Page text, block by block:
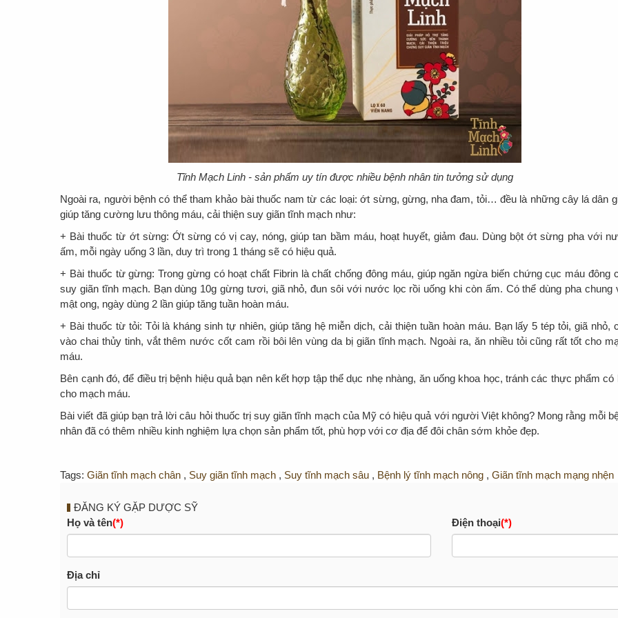
Tĩnh Mạch Linh - sản phẩm uy tín được nhiều bệnh nhân tin tưởng sử dụng
Ngoài ra, người bệnh có thể tham khảo bài thuốc nam từ các loại: ớt sừng, gừng, nha đam, tỏi… đều là những cây lá dân
giúp tăng cường lưu thông máu, cải thiện suy giãn tĩnh mạch như:
+ Bài thuốc từ ớt sừng: Ớt sừng có vị cay, nóng, giúp tan bầm máu, hoạt huyết, giảm đau. Dùng bột ớt sừng pha với
ấm, mỗi ngày uống 3 lần, duy trì trong 1 tháng sẽ có hiệu quả.
+ Bài thuốc từ gừng: Trong gừng có hoạt chất Fibrin là chất chống đông máu, giúp ngăn ngừa biến chứng cục máu đông
suy giãn tĩnh mạch. Bạn dùng 10g gừng tươi, giã nhỏ, đun sôi với nước lọc rồi uống khi còn ấm. Có thể dùng pha chung
mật ong, ngày dùng 2 lần giúp tăng tuần hoàn máu.
+ Bài thuốc từ tỏi: Tỏi là kháng sinh tự nhiên, giúp tăng hệ miễn dịch, cải thiện tuần hoàn máu. Bạn lấy 5 tép tỏi, giã nhỏ,
vào chai thủy tinh, vắt thêm nước cốt cam rồi bôi lên vùng da bị giãn tĩnh mạch. Ngoài ra, ăn nhiều tỏi cũng rất tốt cho
máu.
Bên cạnh đó, để điều trị bệnh hiệu quả bạn nên kết hợp tập thể dục nhẹ nhàng, ăn uống khoa học, tránh các thực phẩm có
cho mạch máu.
Bài viết đã giúp bạn trả lời câu hỏi thuốc trị suy giãn tĩnh mạch của Mỹ có hiệu quả với người Việt không? Mong rằng mỗi
nhân đã có thêm nhiều kinh nghiệm lựa chọn sản phẩm tốt, phù hợp với cơ địa để đôi chân sớm khỏe đẹp.
Tags:Giãn tĩnh mạch chân , Suy giãn tĩnh mạch , Suy tĩnh mạch sâu , Bệnh lý tĩnh mạch nông ,Giãn tĩnh mạch mạng nhện
ĐĂNG KÝ GẶP DƯỢC SỸ
Họ và tên(*) Điện thoại(*)
Địa chỉ